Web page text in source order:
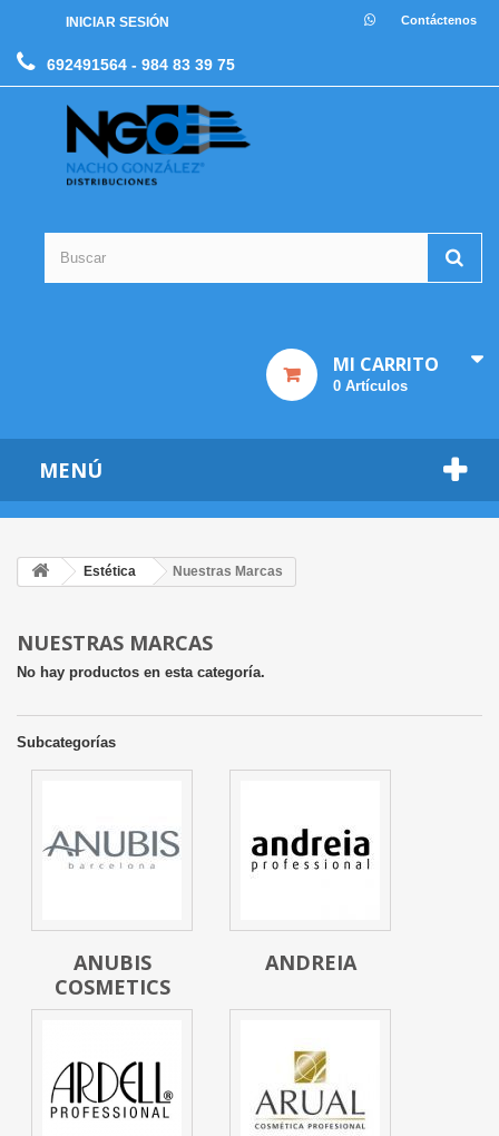
INICIAR SESIÓN Contáctenos
692491564 - 984 83 39 75
MI CARRITO
0 Artículos
MENÚ
Estética Nuestras Marcas
NUESTRAS MARCAS
No hay productos en esta categoría.
Subcategorías
ANUBIS
COSMETICS
ANDREIA